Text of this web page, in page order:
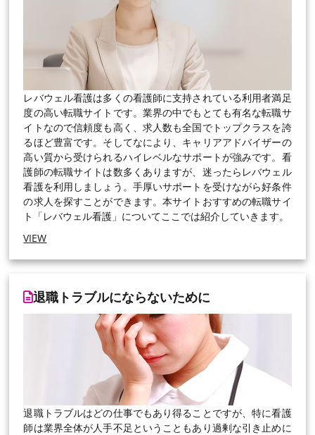
レバウェル看護は多くの看護師に支持されている利用者満足
度の高い転職サイトです。業界の中でもとても有名な転職サ
イトなので信頼度も高く、求人数も全国でトップクラスを誇
るほど豊富です。そしてなにより、キャリアアドバイザーの
高い質から受けられるハイレベルなサポートが強みです。看
護師の転職サイトは数多くありますが、迷ったらレバウェル
看護を利用しましょう。手厚いサポートを受けながら好条件
の求人を探すことができます。本サイトおすすめの転職サイ
ト「レバウェル看護」についてここでは紹介していきます。
VIEW
退職トラブルにならないために
退職トラブルはどの仕事でもあり得ることですが、特に看護
師は業界全体が人手不足ということもあり過剰な引き止めに